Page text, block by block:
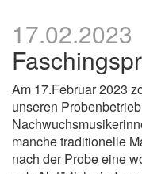
17.02.2023
Am 17.Februar 2023
unseren
manche traditionelle
nach der Probe eine